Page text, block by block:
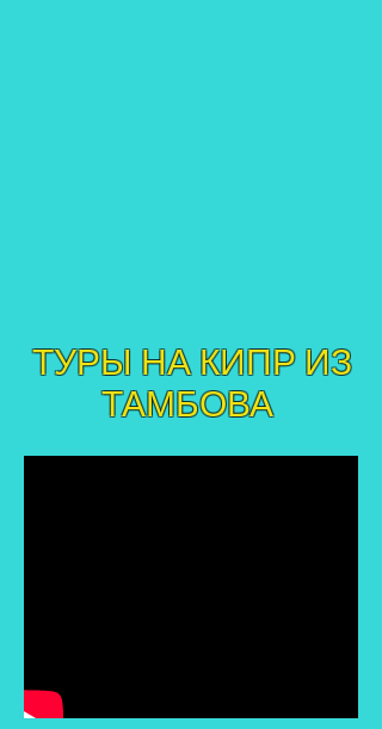
ТУРЫ НА КИПР ИЗ
ТАМБОВА